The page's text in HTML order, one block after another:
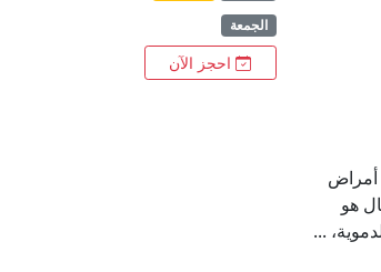
أمراض
هو
...
الجمعة
احجز الآن